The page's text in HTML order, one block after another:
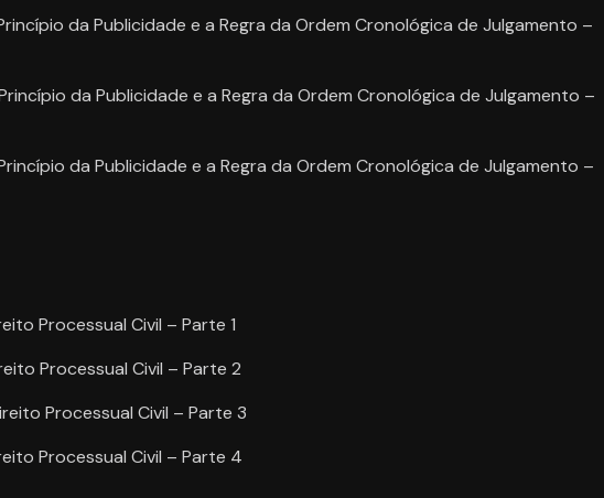
da Publicidade e a Regra da Ordem Cronológica de Julgamento –
da Publicidade e a Regra da Ordem Cronológica de Julgamento –
da Publicidade e a Regra da Ordem Cronológica de Julgamento –
Processual Civil – Parte 1
Processual Civil – Parte 2
Processual Civil – Parte 3
Processual Civil – Parte 4